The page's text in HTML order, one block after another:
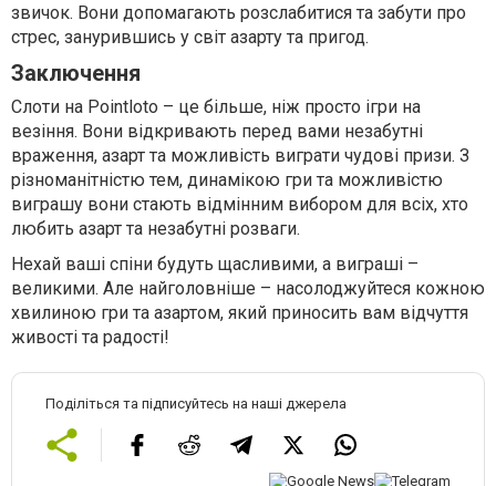
звичок. Вони допомагають розслабитися та забути про
стрес, занурившись у світ азарту та пригод.
Заключення
Слоти на Pointloto – це більше, ніж просто ігри на
везіння. Вони відкривають перед вами незабутні
враження, азарт та можливість виграти чудові призи. З
різноманітністю тем, динамікою гри та можливістю
виграшу вони стають відмінним вибором для всіх, хто
любить азарт та незабутні розваги.
Нехай ваші спіни будуть щасливими, а виграші –
великими. Але найголовніше – насолоджуйтеся кожною
хвилиною гри та азартом, який приносить вам відчуття
живості та радості!
Поділіться та підписуйтесь на наші джерела